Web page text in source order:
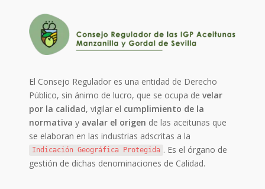
El Consejo Regulador es una entidad de Derecho
Público, sin ánimo de lucro, que se ocupa develar
por la calidad, vigilar el cumplimiento de la
normativa y avalar el origen de las aceitunas que
se elaboran en las industrias adscritas a la
Indicación Geográfica Protegida . Es el órgano de
gestión de dichas denominaciones de Calidad.